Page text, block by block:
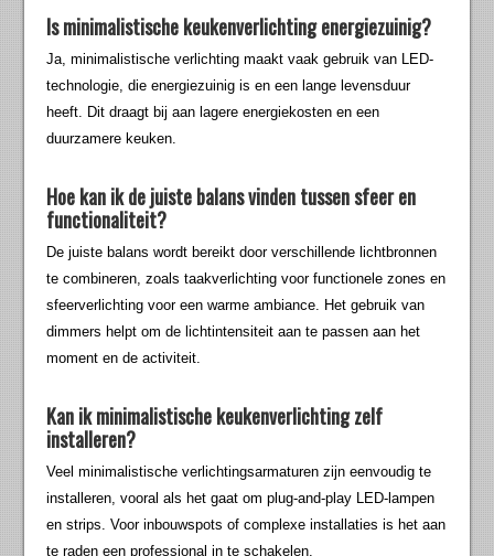
Is minimalistische keukenverlichting energiezuinig?
Ja, minimalistische verlichting maakt vaak gebruik van LED-
technologie, die energiezuinig is en een lange levensduur
heeft. Dit draagt bij aan lagere energiekosten en een
duurzamere keuken.
Hoe kan ik de juiste balans vinden tussen sfeer en
functionaliteit?
De juiste balans wordt bereikt door verschillende lichtbronnen
te combineren, zoals taakverlichting voor functionele zones en
sfeerverlichting voor een warme ambiance. Het gebruik van
dimmers helpt om de lichtintensiteit aan te passen aan het
moment en de activiteit.
Kan ik minimalistische keukenverlichting zelf
installeren?
Veel minimalistische verlichtingsarmaturen zijn eenvoudig te
installeren, vooral als het gaat om plug-and-play LED-lampen
en strips. Voor inbouwspots of complexe installaties is het aan
te raden een professional in te schakelen.